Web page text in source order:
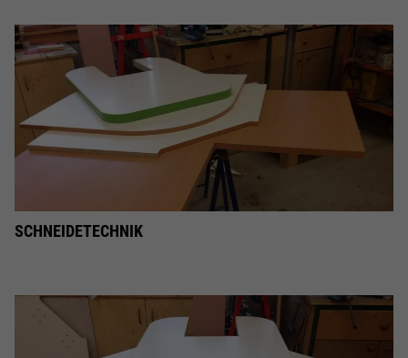
SCHNEIDETECHNIK